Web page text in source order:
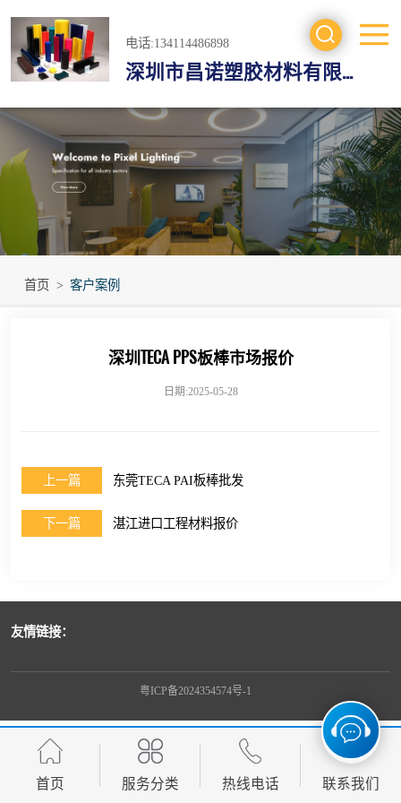
深圳市昌诺塑胶材料有限公司
电话:134114486898
首页 > 客户案例
深圳TECA PPS板棒市场报价
日期:2025-05-28
上一篇 东莞TECA PAI板棒批发
下一篇 湛江进口工程材料报价
友情链接：
粤ICP备2024354574号-1
首页 服务分类 热线电话 联系我们
工程塑料
防静电材料
绝缘材料